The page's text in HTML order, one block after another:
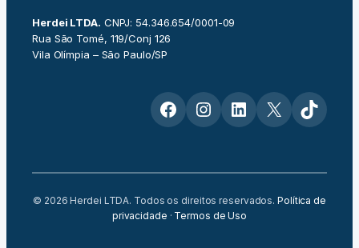
Herdei LTDA. CNPJ: 54.346.654/0001-09
Rua São Tomé, 119/Conj 126
Vila Olímpia – São Paulo/SP
Facebook Instagram LinkedIn X TikTok
© 2026 Herdei LTDA. Todos os direitos reservados.Política de
privacidade · Termos de Uso